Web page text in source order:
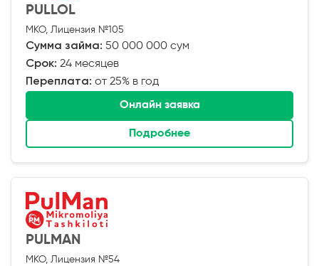
PULLOL
МКО, Лицензия №105
Сумма займа: 50 000 000 сум
Срок: 24 месяцев
Переплата: от 25% в год
Онлайн заявка
Подробнее
PULMAN
МКО, Лицензия №54